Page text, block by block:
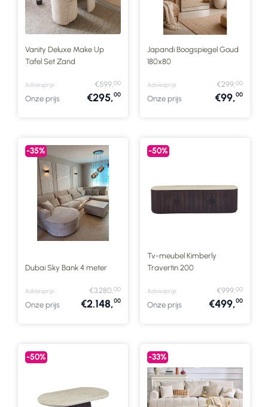
Vanity Deluxe Make Up
Tafel Set Zand
Adviesprijs €599,00
Onze prijs €295,00
Japandi Boogspiegel Goud
180x80
Adviesprijs €299,00
Onze prijs €99,00
-35%
Dubai Sky Bank 4 meter
Adviesprijs €3.280,00
Onze prijs €2.148,00
-50%
Tv-meubel Kimberly
Travertin 200
Adviesprijs €999,00
Onze prijs €499,00
-50% -33%